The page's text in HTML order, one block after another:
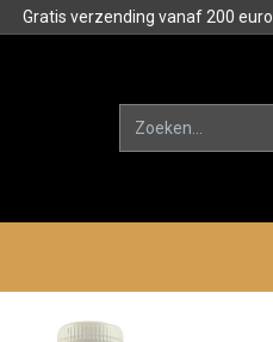
Gratis verzending vanaf 200 euro